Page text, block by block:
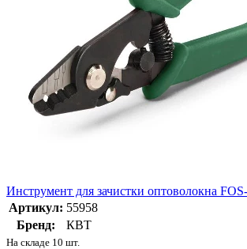
Инструмент для зачистки оптоволокна
Артикул: 55958
Бренд:
КВТ
На складе 10 шт.